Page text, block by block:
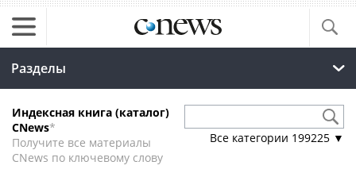
Разделы
Индексная книга (каталог)
CNews*
Получите все материалы
CNews по ключевому слову
Все категории 199225 ▼